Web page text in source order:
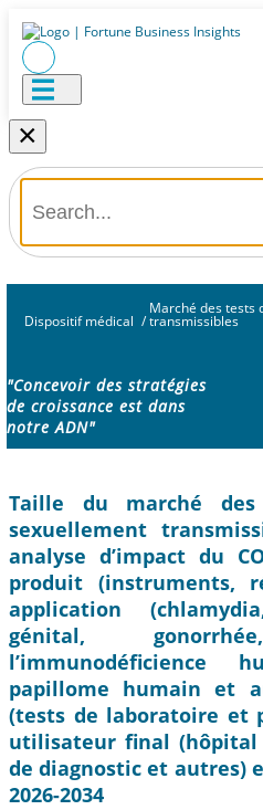
×
Dispositif médical /
Marché des tests
transmissibles
"Concevoir des stratégies
de croissance est dans
notre ADN"
Taille du marché
sexuellement
analyse d’impact du
produit (instruments,
application
génital,
l’immunodéficience
papillome humain et
(tests de laboratoire et
utilisateur final (hôpital
de diagnostic et autres)
2026-2034